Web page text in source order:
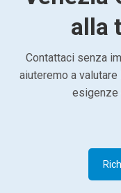
alla
Contattaci senza
aiuteremo a
esigenze